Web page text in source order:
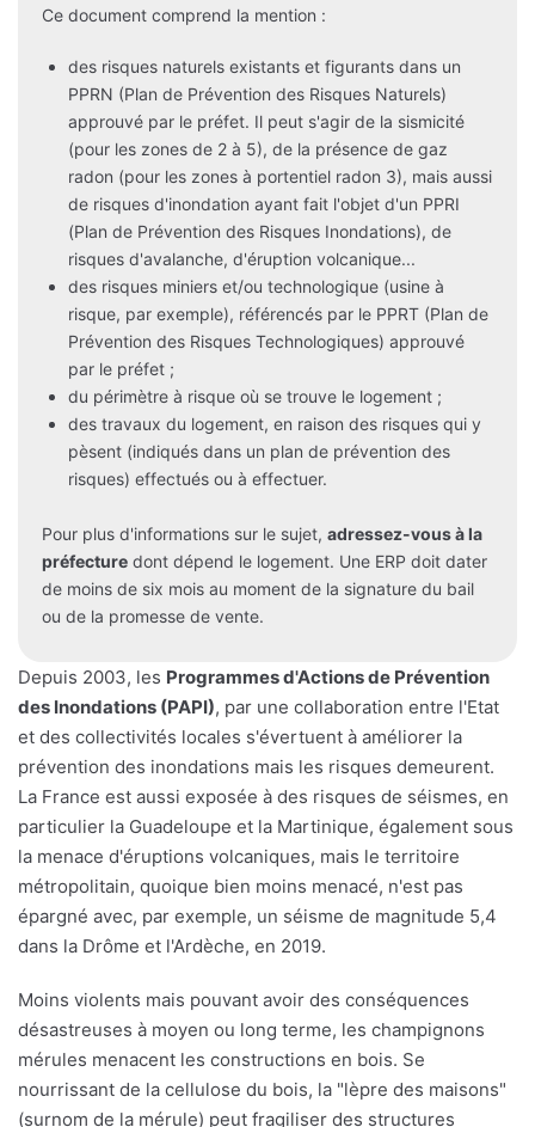
Ce document comprend la mention :
des risques naturels existants et figurants dans un
PPRN (Plan de Prévention des Risques Naturels)
approuvé par le préfet. Il peut s'agir de la sismicité
(pour les zones de 2 à 5), de la présence de gaz
radon (pour les zones à portentiel radon 3), mais aussi
de risques d'inondation ayant fait l'objet d'un PPRI
(Plan de Prévention des Risques Inondations), de
risques d'avalanche, d'éruption volcanique...
des risques miniers et/ou technologique (usine à
risque, par exemple), référencés par le PPRT (Plan de
Prévention des Risques Technologiques) approuvé
par le préfet ;
du périmètre à risque où se trouve le logement ;
des travaux du logement, en raison des risques qui y
pèsent (indiqués dans un plan de prévention des
risques) effectués ou à effectuer.
Pour plus d'informations sur le sujet, adressez-vous à la
préfecture dont dépend le logement. Une ERP doit dater
de moins de six mois au moment de la signature du bail
ou de la promesse de vente.
Depuis 2003, les Programmes d'Actions de Prévention
des Inondations (PAPI), par une collaboration entre l'Etat
et des collectivités locales s'évertuent à améliorer la
prévention des inondations mais les risques demeurent.
La France est aussi exposée à des risques de séismes, en
particulier la Guadeloupe et la Martinique, également sous
la menace d'éruptions volcaniques, mais le territoire
métropolitain, quoique bien moins menacé, n'est pas
épargné avec, par exemple, un séisme de magnitude 5,4
dans la Drôme et l'Ardèche, en 2019.
Moins violents mais pouvant avoir des conséquences
désastreuses à moyen ou long terme, les champignons
mérules menacent les constructions en bois. Se
nourrissant de la cellulose du bois, la "lèpre des maisons"
(surnom de la mérule) peut fragiliser des structures